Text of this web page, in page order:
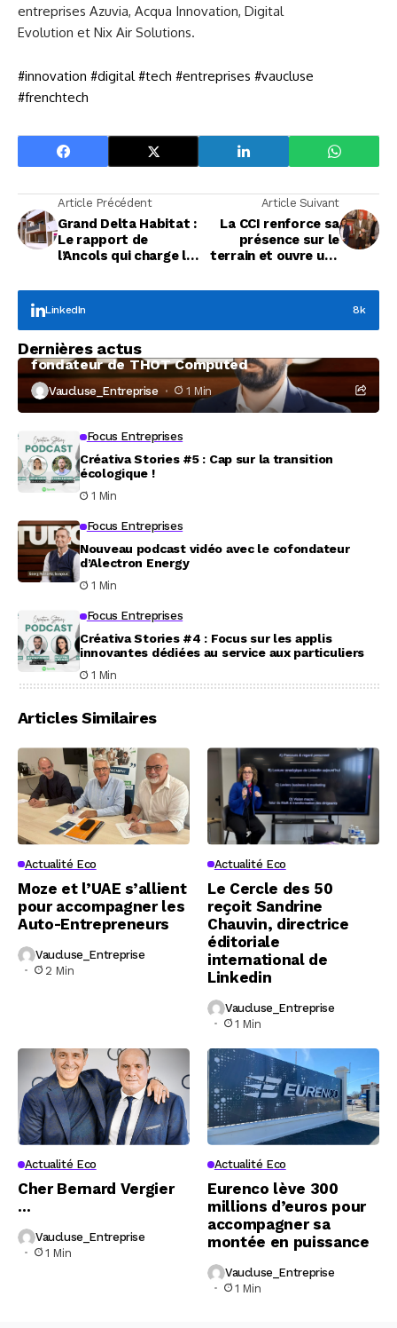
entreprises Azuvia, Acqua Innovation, Digital
Evolution et Nix Air Solutions.
#innovation #digital #tech #entreprises #vaucluse
#frenchtech
Article Précédent
Grand Delta Habitat :
Le rapport de
l’Ancols qui charge le
Article Suivant
La CCI renforce sa
présence sur le
terrain et ouvre une
Valréas
LinkedIn 8k
Dernières actus
À la rencontre de Christophe Coeffier, dirigeant
fondateur de THOT Computed
Vaucluse_Entreprise 1 Min
Focus Entreprises
Créativa Stories #5 : Cap sur la transition
écologique !
1 Min
Focus Entreprises
Nouveau podcast vidéo avec le cofondateur
d’Alectron Energy
1 Min
Focus Entreprises
Créativa Stories #4 : Focus sur les applis
innovantes dédiées au service aux particuliers
1 Min
Articles Similaires
Actualité Eco
Moze et l’UAE s’allient
pour accompagner les
Auto-Entrepreneurs
Vaucluse_Entreprise
2 Min
Actualité Eco
Le Cercle des 50
reçoit Sandrine
Chauvin, directrice
éditoriale
international de
Linkedin
Vaucluse_Entreprise
1 Min
Actualité Eco
Cher Bernard Vergier
…
Vaucluse_Entreprise
1 Min
Actualité Eco
Eurenco lève 300
millions d’euros pour
accompagner sa
montée en puissance
Vaucluse_Entreprise
1 Min